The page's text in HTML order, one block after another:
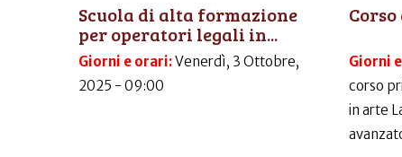
Scuola di alta formazione
per operatori legali in...
Giorni e orari:Venerdì, 3 Ottobre,
2025 - 09:00
Giorni
corso
in arte